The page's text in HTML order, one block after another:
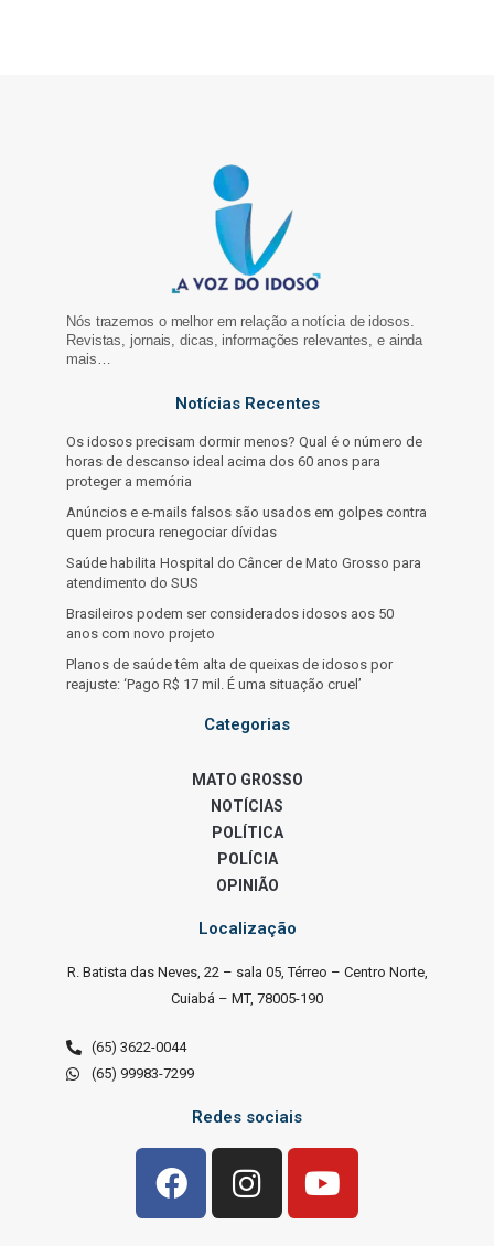
Nós trazemos o melhor em relação a notícia de idosos.
Revistas, jornais, dicas, informações relevantes, e ainda
mais…
Notícias Recentes
Os idosos precisam dormir menos? Qual é o número de
horas de descanso ideal acima dos 60 anos para
proteger a memória
Anúncios e e-mails falsos são usados em golpes contra
quem procura renegociar dívidas
Saúde habilita Hospital do Câncer de Mato Grosso para
atendimento do SUS
Brasileiros podem ser considerados idosos aos 50
anos com novo projeto
Planos de saúde têm alta de queixas de idosos por
reajuste: ‘Pago R$ 17 mil. É uma situação cruel’
Categorias
MATO GROSSO
NOTÍCIAS
POLÍTICA
POLÍCIA
OPINIÃO
Localização
R. Batista das Neves, 22 – sala 05, Térreo – Centro Norte,
Cuiabá – MT, 78005-190
(65) 3622-0044
(65) 99983-7299
Redes sociais